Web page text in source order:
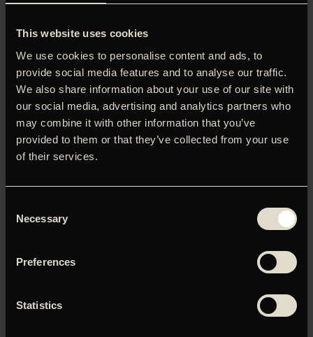
This website uses cookies
We use cookies to personalise content and ads, to
provide social media features and to analyse our traffic.
We also share information about your use of our site with
our social media, advertising and analytics partners who
may combine it with other information that you’ve
provided to them or that they’ve collected from your use
of their services.
Selection
Necessary
Preferences
Statistics
Mafiabossen Sam (Eric Tsang) har gennem sin unge
medhjælper Ming (Andy Lau) infiltreret Hongkongs
politistyrke gennem ti år – for at vide, hvornår de slår til.
Samtidig har Yan (Tony Leung), en af politistyrkens
stærkeste kræfter, arbejdet på at infiltrere mafiaen. Under
en mislykket narkotikahandel indser begge parter, at de
har hver deres dobbeltagent i deres midte. ’Infernal
Affairs’ blev en øjeblikkelig klassiker ved fremkomsten – og
siden genindspillet Martin Scorseses som ’The Departed’.